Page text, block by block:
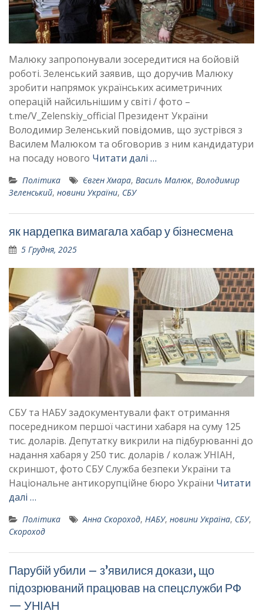
Малюку запропонували зосередитися на бойовій
роботі. Зеленський заявив, що доручив Малюку
зробити напрямок українських асиметричних
операцій найсильнішим у світі / фото –
t.me/V_Zelenskiy_official Президент України
Володимир Зеленський повідомив, що зустрівся з
Василем Малюком та обговорив з ним кандидатури
на посаду нового Читати далі …
Політика Євген Хмара, Василь Малюк, Володимир
Зеленський, новини України, СБУ
як нардепка вимагала хабар у бізнесмена
5 Грудня, 2025
СБУ та НАБУ задокументували факт отримання
посередником першої частини хабаря на суму 125
тис. доларів. Депутатку викрили на підбурюванні до
надання хабаря у 250 тис. доларів / колаж УНІАН,
скриншот, фото СБУ Служба безпеки України та
Національне антикорупційне бюро України Читати
далі …
Політика Анна Скороход, НАБУ, новини Україна, СБУ,
Скороход
Парубій убили – з’явилися докази, що
підозрюваний працював на спецслужби РФ
— УНІАН